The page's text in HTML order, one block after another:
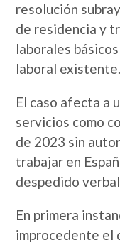
resolución
de residencia y
laborales
laboral existente.
El caso afecta a
servicios como
de 2023 sin
trabajar en
despedido
En primera
improcedente el